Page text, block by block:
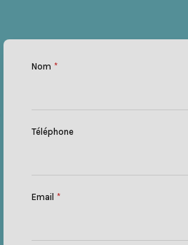
Nom *
Téléphone
Email *